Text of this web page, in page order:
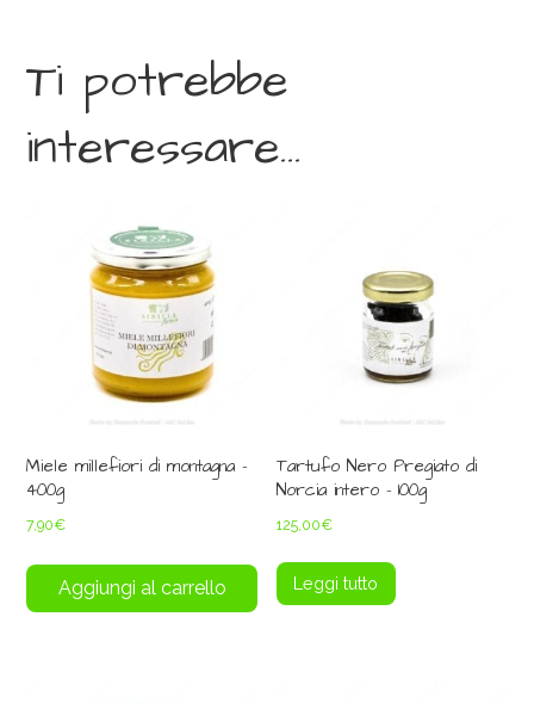
Ti potrebbe
interessare…
Miele millefiori di montagna –
400g
7,90€
Aggiungi al carrello
Tartufo Nero Pregiato di
Norcia intero – 100g
125,00€
Leggi tutto